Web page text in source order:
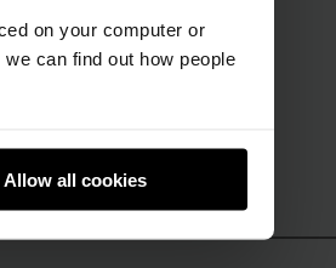
on your computer or
can find out how people
Allow all cookies